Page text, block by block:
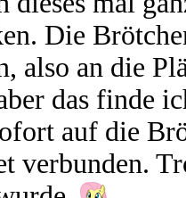
Die
also an die
das finde
auf die
verbunden.